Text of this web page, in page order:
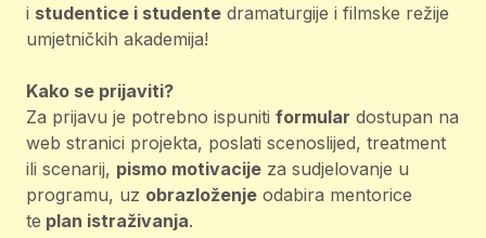
i studentice i studente dramaturgije i filmske režije
umjetničkih akademija!
Kako se prijaviti?
Za prijavu je potrebno ispuniti formular dostupan na
web stranici projekta, poslati scenoslijed, treatment
ili scenarij, pismo motivacije za sudjelovanje u
programu, uz obrazloženje odabira mentorice
te plan istraživanja.